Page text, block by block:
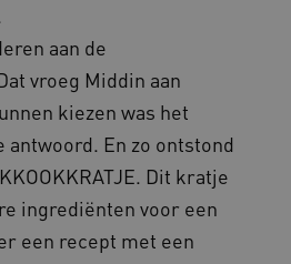
aan de
vroeg Middin aan
kiezen was het
antwoord. En zo ontstond
Dit kratje
ingrediënten voor een
een recept met een
Cloudflare Inc.
.vimeo.com
Privacy Policy